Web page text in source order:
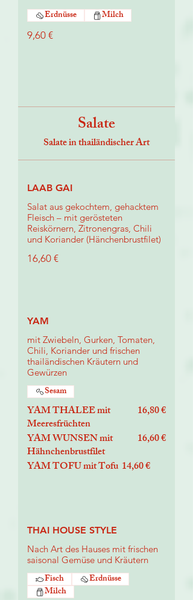
9,60 €
Erdnüsse Milch
Salate
Salate in thailändischer Art
LAAB GAI
Salat aus gekochtem, gehacktem
Fleisch – mit gerösteten
Reiskörnern, Zitronengras, Chili
und Koriander (Hänchenbrustfilet)
16,60 €
YAM
mit Zwiebeln, Gurken, Tomaten,
Chili, Koriander und frischen
thailändischen Kräutern und
Gewürzen
YAM THALEE mit
Meeresfrüchten
16,80 €
YAM WUNSEN mit
Hähnchenbrustfilet
16,60 €
YAM TOFU mit Tofu 14,60 €
Sesam
THAI HOUSE STYLE
Nach Art des Hauses mit frischen
saisonal Gemüse und Kräutern
Fisch
Erdnüsse
Milch